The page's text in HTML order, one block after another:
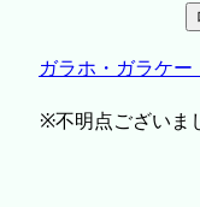
ガラホ・ガラケ
※不明点ございま